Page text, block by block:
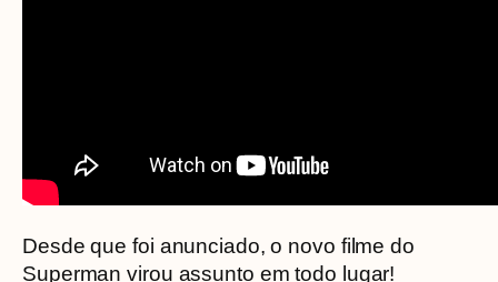
Desde que foi anunciado, o novo filme do
Superman virou assunto em todo lugar!